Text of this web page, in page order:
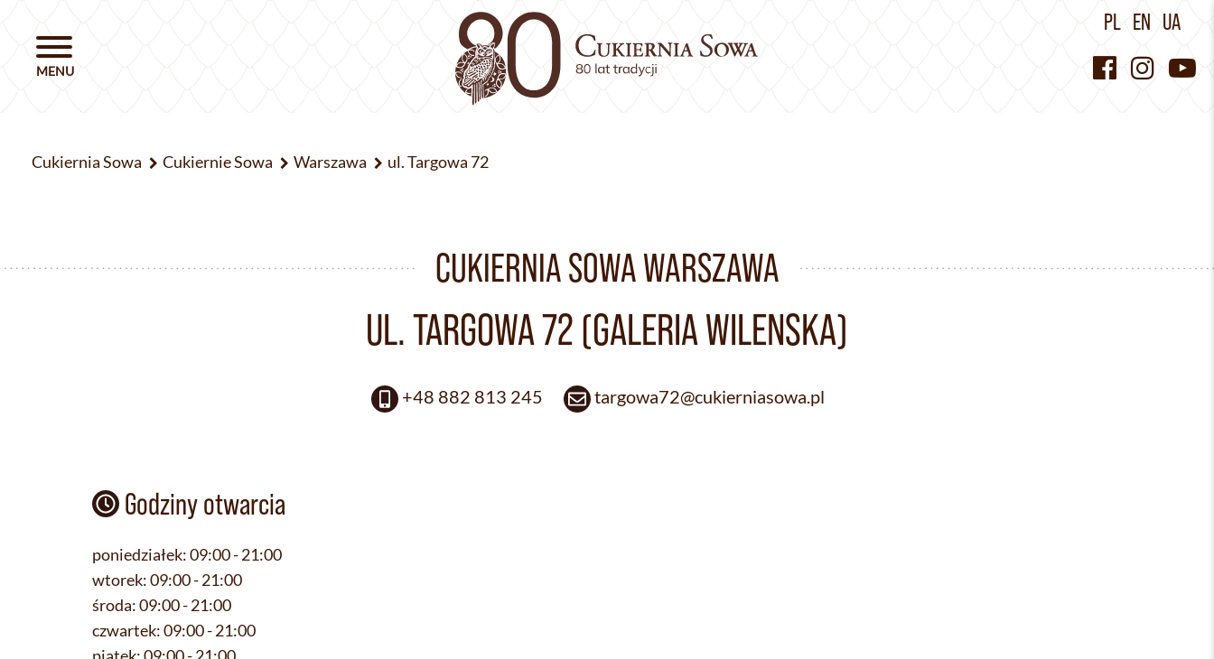
PL EN UA
Cukiernia Sowa Cukiernie Sowa Warszawa ul. Targowa 72
CUKIERNIA SOWA WARSZAWA
UL. TARGOWA 72 (GALERIA WILENSKA)
+48 882 813 245 targowa72@cukierniasowa.pl
Godziny otwarcia
poniedziałek:09:00 - 21:00
wtorek:09:00 - 21:00
środa:09:00 - 21:00
czwartek:09:00 - 21:00